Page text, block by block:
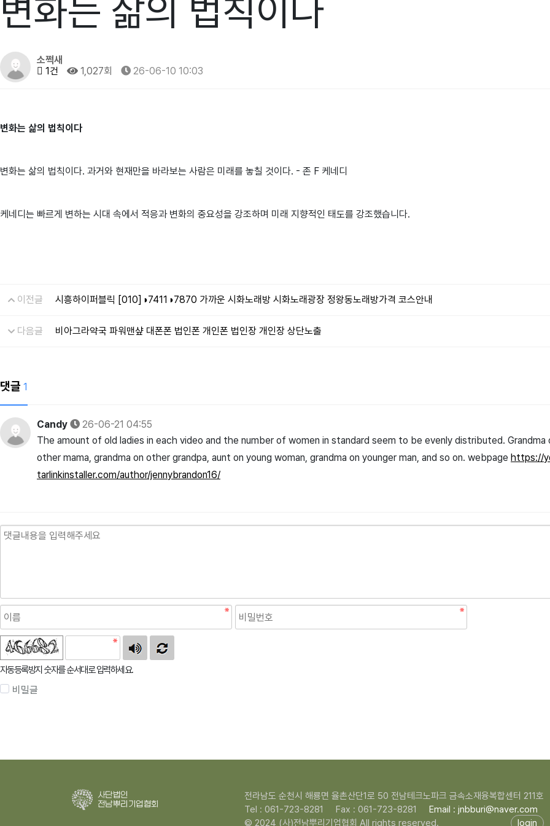
변화는 삶의 법칙이다
소쩍새
1건
1,027회 26-06-10 10:03
변화는 삶의 법칙이다
변화는 삶의 법칙이다. 과거와 현재만을 바라보는 사람은 미래를 놓칠 것이다. - 존 F 케네디
케네디는 빠르게 변하는 시대 속에서 적응과 변화의 중요성을 강조하며 미래 지향적인 태도를 강조했습니다.
이전글 시흥하이퍼블릭 [010]◑7411◑7870 가까운 시화노래방 시화노래광장 정왕동노래방가격 코스안내
다음글 비아그라약국 파워맨샾 대폰폰 법인폰 개인폰 법인장 개인장 상단노출
댓글 1
Candy
26-06-21 04:55
The amount of old ladies in each video and the number of women in standard seem to be evenly distributed. Grandma
other mama, grandma on other grandpa, aunt on young woman, grandma on younger man, and so on. webpage https://
tarlinkinstaller.com/author/jennybrandon16/
자동등록방지 숫자를 순서대로 입력하세요.
비밀글
전라남도 순천시 해룡면 율촌산단1로 50 전남테크노파크 금속소재융복합센터 211호
Tel : 061-723-8281
Fax : 061-723-8281
Email : jnbburi@naver.com
© 2024 (사)전남뿌리기업협회 All rights reserved.
login